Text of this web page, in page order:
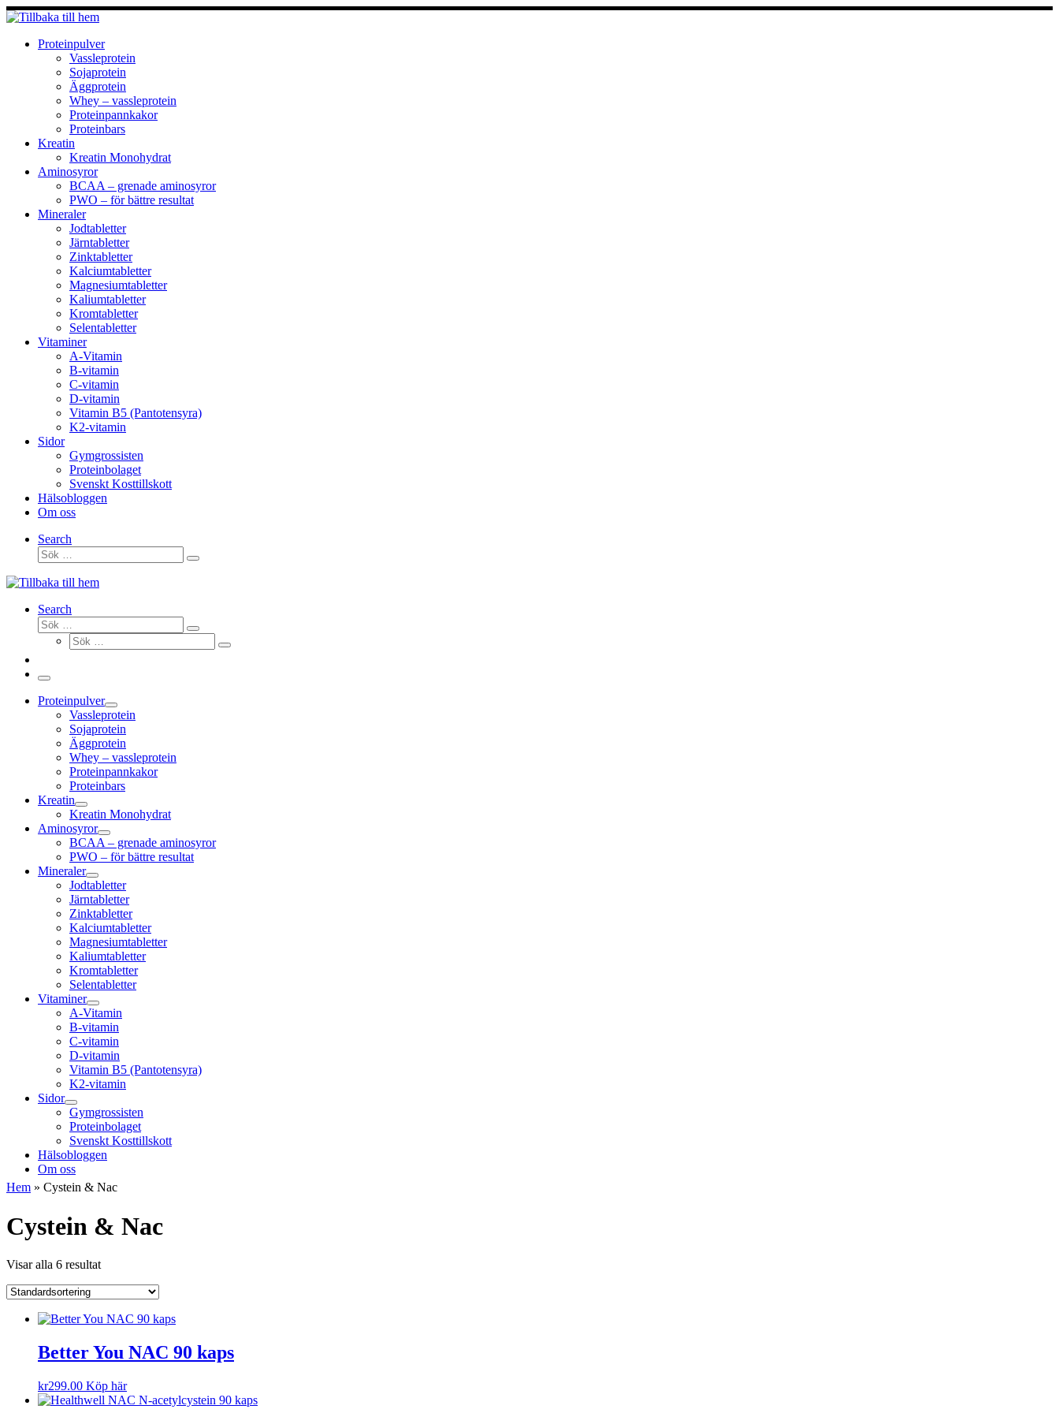
Hoppa
till
innehållProteinpulver
Vassleprotein
Sojaprotein
Äggprotein
Whey – vassleprotein
Proteinpannkakor
Proteinbars
Kreatin
Kreatin Monohydrat
Aminosyror
BCAA – grenade aminosyror
PWO – för bättre resultat
Mineraler
Jodtabletter
Järntabletter
Zinktabletter
Kalciumtabletter
Magnesiumtabletter
Kaliumtabletter
Kromtabletter
Selentabletter
Vitaminer
A-Vitamin
B-vitamin
C-vitamin
D-vitamin
Vitamin B5 (Pantotensyra)
K2-vitamin
Sidor
Gymgrossisten
Proteinbolaget
Svenskt Kosttillskott
Hälsobloggen
Om oss
Search
Sök
Sök
Search
Sök
Sök
Sök
Sök
Meny
Proteinpulver
Vassleprotein
Sojaprotein
Äggprotein
Whey – vassleprotein
Proteinpannkakor
Proteinbars
Kreatin
Kreatin Monohydrat
Aminosyror
BCAA – grenade aminosyror
PWO – för bättre resultat
Mineraler
Jodtabletter
Järntabletter
Zinktabletter
Kalciumtabletter
Magnesiumtabletter
Kaliumtabletter
Kromtabletter
Selentabletter
Vitaminer
A-Vitamin
B-vitamin
C-vitamin
D-vitamin
Vitamin B5 (Pantotensyra)
K2-vitamin
Sidor
Gymgrossisten
Proteinbolaget
Svenskt Kosttillskott
Hälsobloggen
Om oss
Hem » Cystein & Nac
Cystein & Nac
Visar alla 6 resultat
Better You NAC 90 kaps
kr299.00 Köp här